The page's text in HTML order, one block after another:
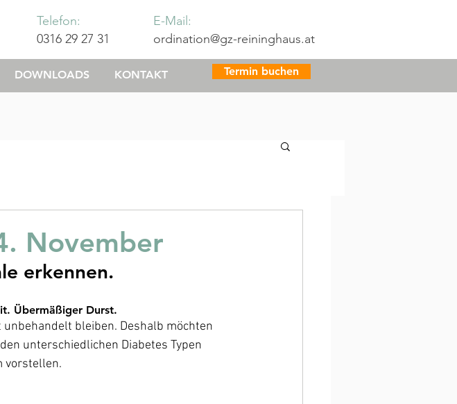
Telefon:
0316 29 27 31
E-Mail:
ordination@gz-reininghaus.at
DOWNLOADS KONTAKT Termin buchen
November
erkennen.
Übermäßiger Durst.
bleiben. Deshalb möchten
unterschiedlichen Diabetes Typen
vorstellen.